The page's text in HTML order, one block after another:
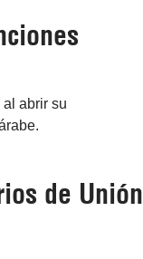
abrir su
de Unión